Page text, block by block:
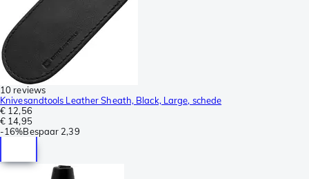
10 reviews
Knivesandtools Leather Sheath, Black, Large, schede
€ 12,56
€ 14,95
-16%Bespaar 2,39